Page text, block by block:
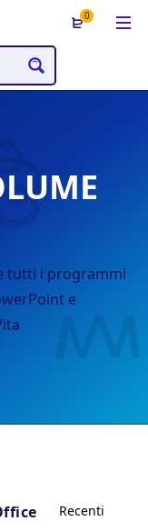
0
tutti i programmi
e